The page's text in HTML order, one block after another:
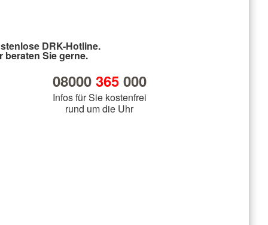
DRK-Hotline.
beraten Sie gerne.
08000 365000
Infos für Sie kostenfrei
rund um die Uhr